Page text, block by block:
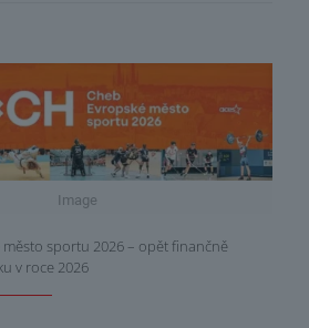
Image
město sportu 2026 – opět finančně
v roce 2026